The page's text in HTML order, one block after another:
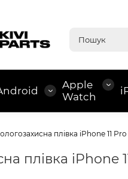
Apple
Watch
плівка iPhone 11 Pro
плівка iPhone